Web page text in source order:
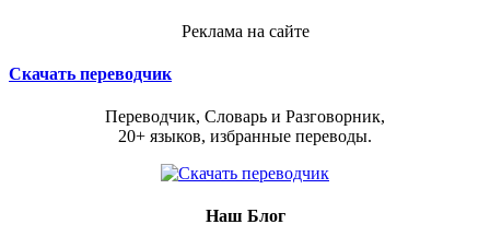
Реклама на сайте
Скачать переводчик
Переводчик, Словарь и Разговорник,
20+ языков, избранные переводы.
Наш Блог